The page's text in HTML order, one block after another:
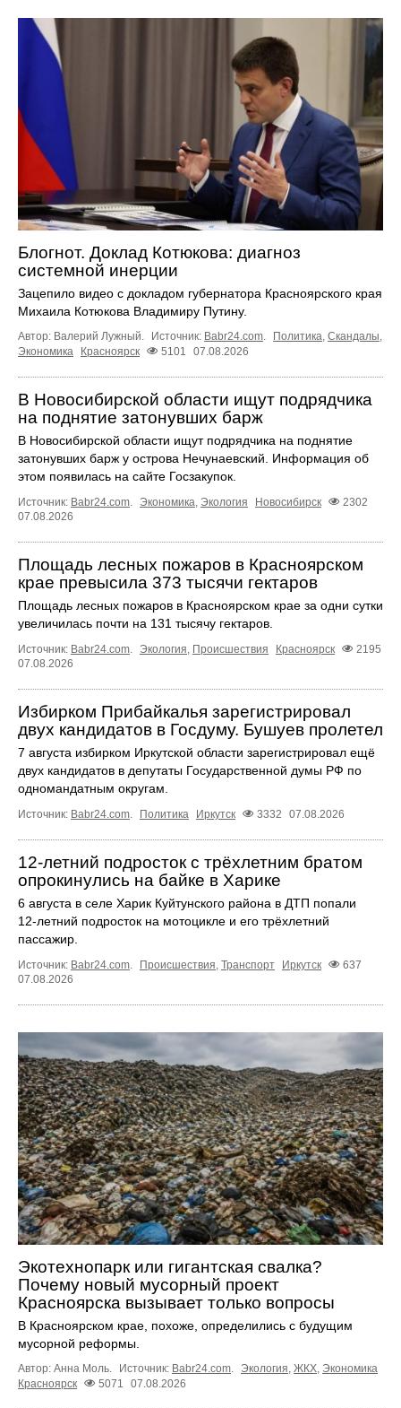
Блогнот. Доклад Котюкова: диагноз
системной инерции
Зацепило видео с докладом губернатора Красноярского края
Михаила Котюкова Владимиру Путину.
Автор: Валерий Лужный. Источник: Babr24.com Политика Скандалы
Экономика
Красноярск 5101 07.08.2026
В Новосибирской области ищут подрядчика
на поднятие затонувших барж
В Новосибирской области ищут подрядчика на поднятие
затонувших барж у острова Нечунаевский. Информация об
этом появилась на сайте Госзакупок.
Источник: Babr24.com Экономика Экология Новосибирск
2302
07.08.2026
Площадь лесных пожаров в Красноярском
крае превысила 373 тысячи гектаров
Площадь лесных пожаров в Красноярском крае за одни сутки
увеличилась почти на 131 тысячу гектаров.
Источник: Babr24.com. Экология, Происшествия Красноярск
2195
07.08.2026
Избирком Прибайкалья зарегистрировал
двух кандидатов в Госдуму. Бушуев пролетел
7 августа избирком Иркутской области зарегистрировал ещё
двух кандидатов в депутаты Государственной думы РФ по
одномандатным округам.
Источник: Babr24.com. Политика Иркутск 3332 07.08.2026
12‑летний подросток с трёхлетним братом
опрокинулись на байке в Харике
6 августа в селе Харик Куйтунского района в ДТП попали
12‑летний подросток на мотоцикле и его трёхлетний
пассажир.
Источник: Babr24.com. Происшествия, Транспорт Иркутск
637
07.08.2026
Экотехнопарк или гигантская свалка?
Почему новый мусорный проект
Красноярска вызывает только вопросы
В Красноярском крае, похоже, определились с будущим
мусорной реформы.
Автор: Анна Моль. Источник: Babr24.com Экология ЖКХ Экономика
Красноярск
5071 07.08.2026